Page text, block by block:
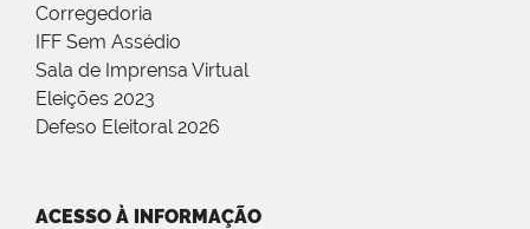
Corregedoria
IFF Sem Assédio
Sala de Imprensa Virtual
Eleições 2023
Defeso Eleitoral 2026
ACESSO À INFORMAÇÃO